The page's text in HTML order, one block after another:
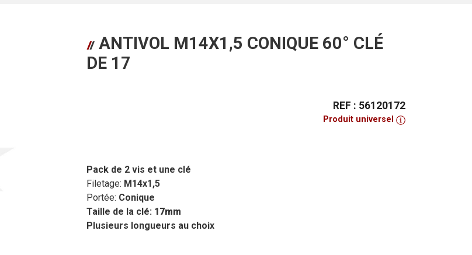
ANTIVOL M14X1,5 CONIQUE 60° CLÉ
DE 17
REF : 56120172
Produit universel
Pack de 2 vis et une clé
Filetage: M14x1,5
Portée: Conique
Taille de la clé: 17mm
Plusieurs longueurs au choix